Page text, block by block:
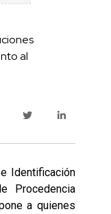
al
Identificación
Procedencia
a quienes